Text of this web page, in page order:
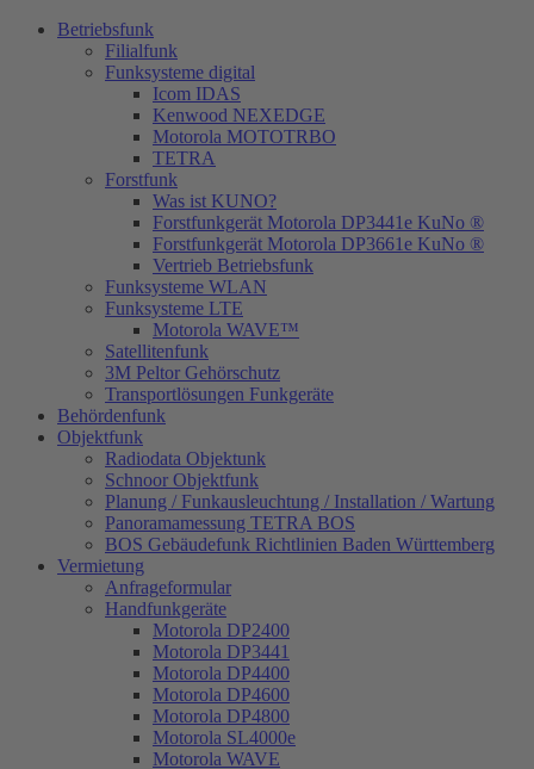
Betriebsfunk
Filialfunk
Funksysteme digital
Icom IDAS
Kenwood NEXEDGE
Motorola MOTOTRBO
TETRA
Forstfunk
Was ist KUNO?
Forstfunkgerät Motorola DP3441e KuNo ®
Forstfunkgerät Motorola DP3661e KuNo ®
Vertrieb Betriebsfunk
Funksysteme WLAN
Funksysteme LTE
Motorola WAVE™
Satellitenfunk
3M Peltor Gehörschutz
Transportlösungen Funkgeräte
Behördenfunk
Objektfunk
Radiodata Objektunk
Schnoor Objektfunk
Planung / Funkausleuchtung / Installation / Wartung
Panoramamessung TETRA BOS
BOS Gebäudefunk Richtlinien Baden Württemberg
Vermietung
Anfrageformular
Handfunkgeräte
Motorola DP2400
Motorola DP3441
Motorola DP4400
Motorola DP4600
Motorola DP4800
Motorola SL4000e
Motorola WAVE